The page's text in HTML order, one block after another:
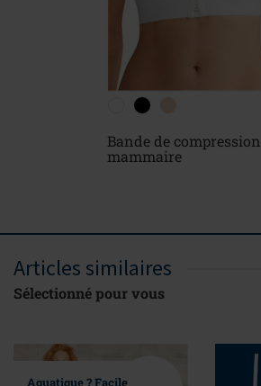
Bande de compression
mammaire
Articles similaires
Sélectionné pour vous
Aquatique ? Facile